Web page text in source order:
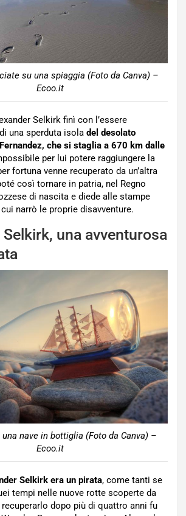
su una spiaggia (Foto da Canva) –
Ecoo.it
Selkirk finì con l’essere
una sperduta isola del desolato
che si staglia a 670 km dalle
per lui potere raggiungere la
fortuna venne recuperato da un’altra
così tornare in patria, nel Regno
di nascita e diede alle stampe
narrò le proprie disavventure.
una avventurosa
nave in bottiglia (Foto da Canva) –
Ecoo.it
Selkirk era un pirata, come tanti se
tempi nelle nuove rotte scoperte da
dopo più di quattro anni fu